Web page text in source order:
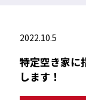
2022.10.5
特定空き家に
します！